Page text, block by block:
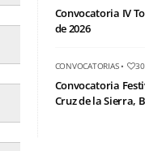
Convocatoria IV
de 2026
CONVOCATORIAS• 30
Convocatoria
Cruz de la Sierra,